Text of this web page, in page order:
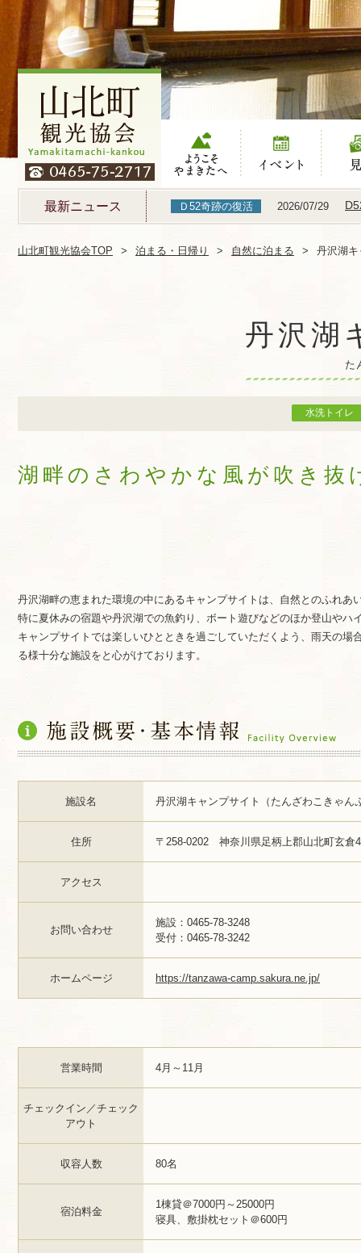
ようこそやまき
たへ
イベント 見る
最新ニュース Ｄ52奇跡の復活 2026/07/29
山北町観光協会TOP 泊まる・日帰り 自然に泊まる 丹沢湖
丹沢湖
た
水洗トイレ
湖畔のさわやかな風が吹き抜
丹沢湖畔の恵まれた環境の中にあるキャンプサイトは、自然とのふれあ
特に夏休みの宿題や丹沢湖での魚釣り、ボート遊びなどのほか登山やハ
キャンプサイトでは楽しいひとときを過ごしていただくよう、雨天の
る様十分な施設をと心がけております。
施設名 丹沢湖キャンプサイト（たんざわこきゃん
住所 〒258-0202 神奈川県足柄上郡山北町玄倉
アクセス
お問い合わせ
施設：0465-78-3248
受付：0465-78-3242
ホームページ https://tanzawa-camp.sakura.ne.jp/
営業時間 4月～11月
チェックイン／チェック
アウト
収容人数 80名
宿泊料金
1棟貸＠7000円～25000円
寝具、敷掛枕セット＠600円